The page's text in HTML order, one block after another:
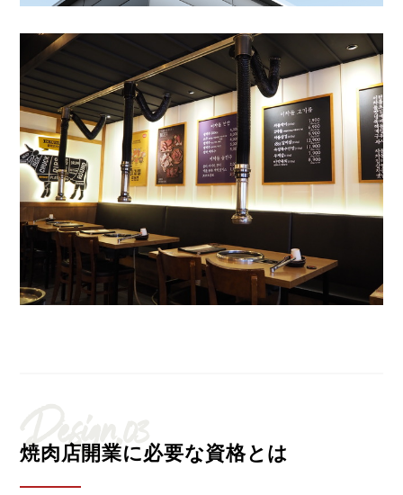
Design.03
焼肉店開業に必要な資格とは